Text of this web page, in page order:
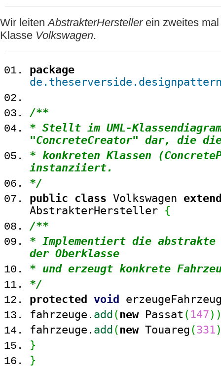
Wir leitenAbstrakterHerstellerein zweites
Klasse Volkswagen.
package
/**
* Stellt im UML-
"ConcreteCreator" dar, die
* konkreten Klassen
instanziiert.
*/
public class Volkswagen
AbstrakterHersteller {
/**
* Implementiert die abstrakte
der Oberklasse
* und erzeugt konkrete
*/
protected void
fahrzeuge. add(newPassat(147)
fahrzeuge. add(newTouareg(331
}
}